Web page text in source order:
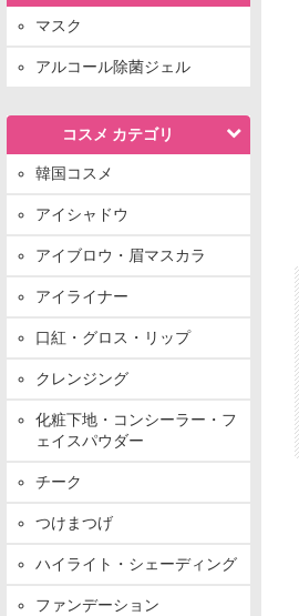
マスク
アルコール除菌ジェル
コスメ カテゴリ
韓国コスメ
アイシャドウ
アイブロウ・眉マスカラ
アイライナー
口紅・グロス・リップ
クレンジング
化粧下地・コンシーラー・フ
ェイスパウダー
チーク
つけまつげ
ハイライト・シェーディング
ファンデーション